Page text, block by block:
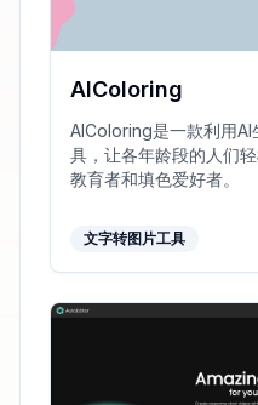
AIColoring
AIColoring是一款利用AI
具，让各年龄段的人们
教育者和填色爱好者。
文字转图片工具